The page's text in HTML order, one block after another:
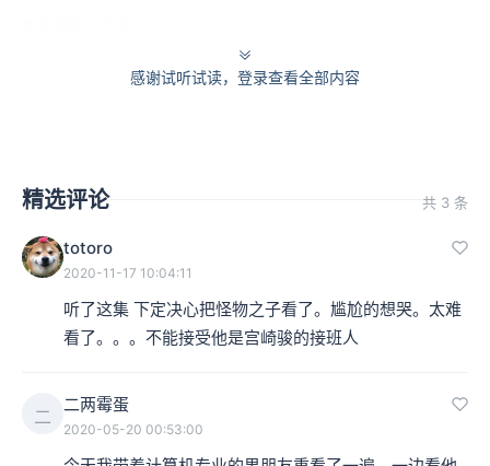
感谢试听试读，登录查看全部内容
精选评论 共 3 条
totoro
2020-11-17 10:04:11
听了这集 下定决心把怪物之子看了。尴尬的想哭。太难
看了。。。不能接受他是宫崎骏的接班人
二
二两霉蛋
2020-05-20 00:53:00